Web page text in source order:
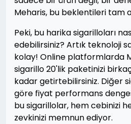
Meharis, bu beklentileri tam
Peki, bu harika sigarilloları
edebilirsiniz? Artık teknoloji
kolay! Online platformlarda
sigarillo 20'lik paketinizi
kadar getirtebilirsiniz. Diğer
göre fiyat performans
bu sigarillolar, hem cebinizi
zevkinizi memnun ediyor.